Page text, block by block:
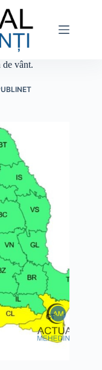
vânt.